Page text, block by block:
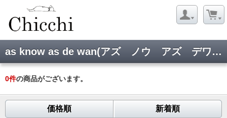
as know as de wan(アズ ノウ アズ デワン):アウター
0件の商品がございます。
価格順 新着順